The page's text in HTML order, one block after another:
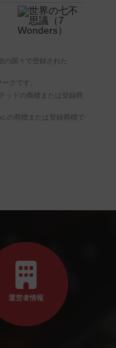
国々で登録された
クです。
ッドの商標または登録商
の商標または登録商標で
運営者情報